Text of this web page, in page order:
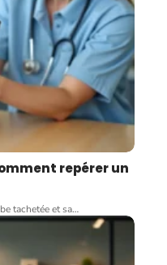
repérer un
tachetée et sa…